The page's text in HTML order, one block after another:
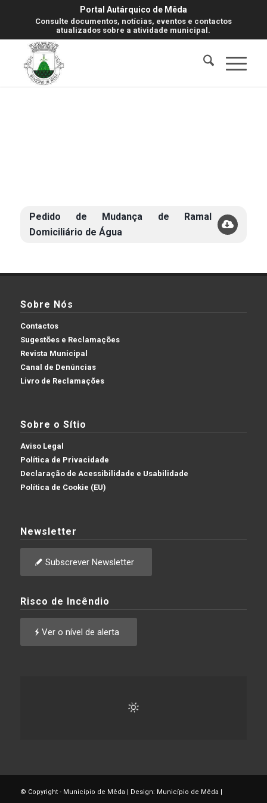
Portal Autárquico de Mêda
Consulte documentos, notícias, eventos e contactos
atualizados sobre a atividade municipal.
Pedido de Mudança de Ramal
Domiciliário de Água
Sobre Nós
Contactos
Sugestões e Reclamações
Revista Municipal
Canal de Denúncias
Livro de Reclamações
Sobre o Sítio
Aviso Legal
Política de Privacidade
Declaração de Acessibilidade e Usabilidade
Política de Cookie (EU)
Newsletter
Subscrever Newsletter
Risco de Incêndio
Ver o nível de alerta
© Copyright - Município de Mêda | Design: Município de Mêda |